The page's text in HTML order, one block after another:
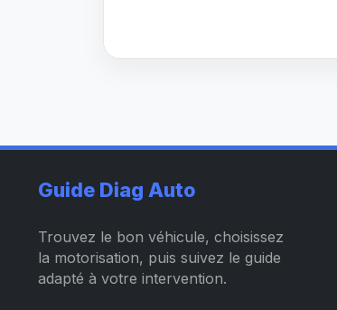
Guide Diag Auto
Trouvez le bon véhicule, choisissez
la motorisation, puis suivez le guide
adapté à votre intervention.